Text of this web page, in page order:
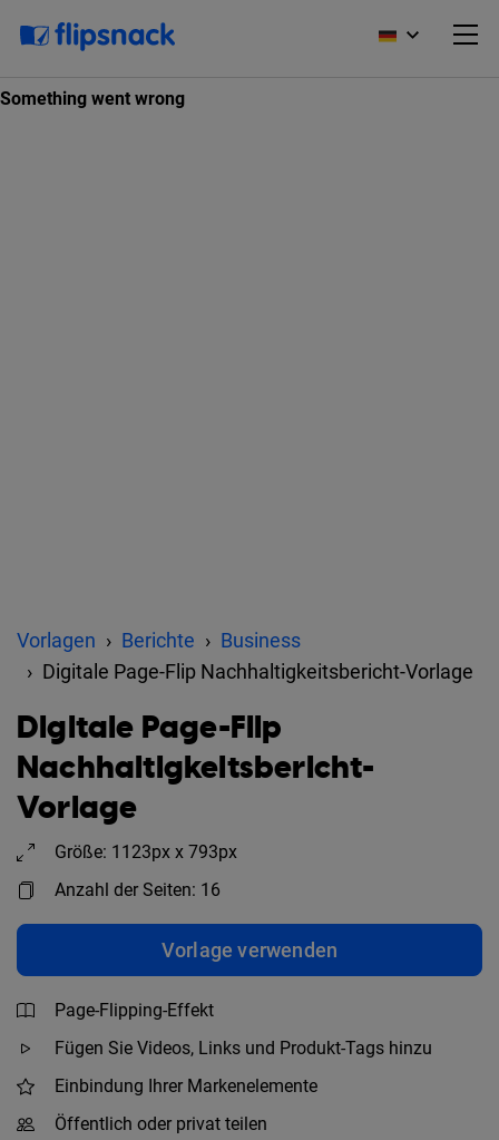
Vorlagen Berichte
Business
Digitale Page-Flip Nachhaltigkeitsbericht-Vorlage
Digitale Page-Flip
Nachhaltigkeitsbericht-
Vorlage
Größe: 1123px x 793px
Anzahl der Seiten: 16
Vorlage verwenden
Page-Flipping-Effekt
Fügen Sie Videos, Links und Produkt-Tags hinzu
Einbindung Ihrer Markenelemente
Öffentlich oder privat teilen